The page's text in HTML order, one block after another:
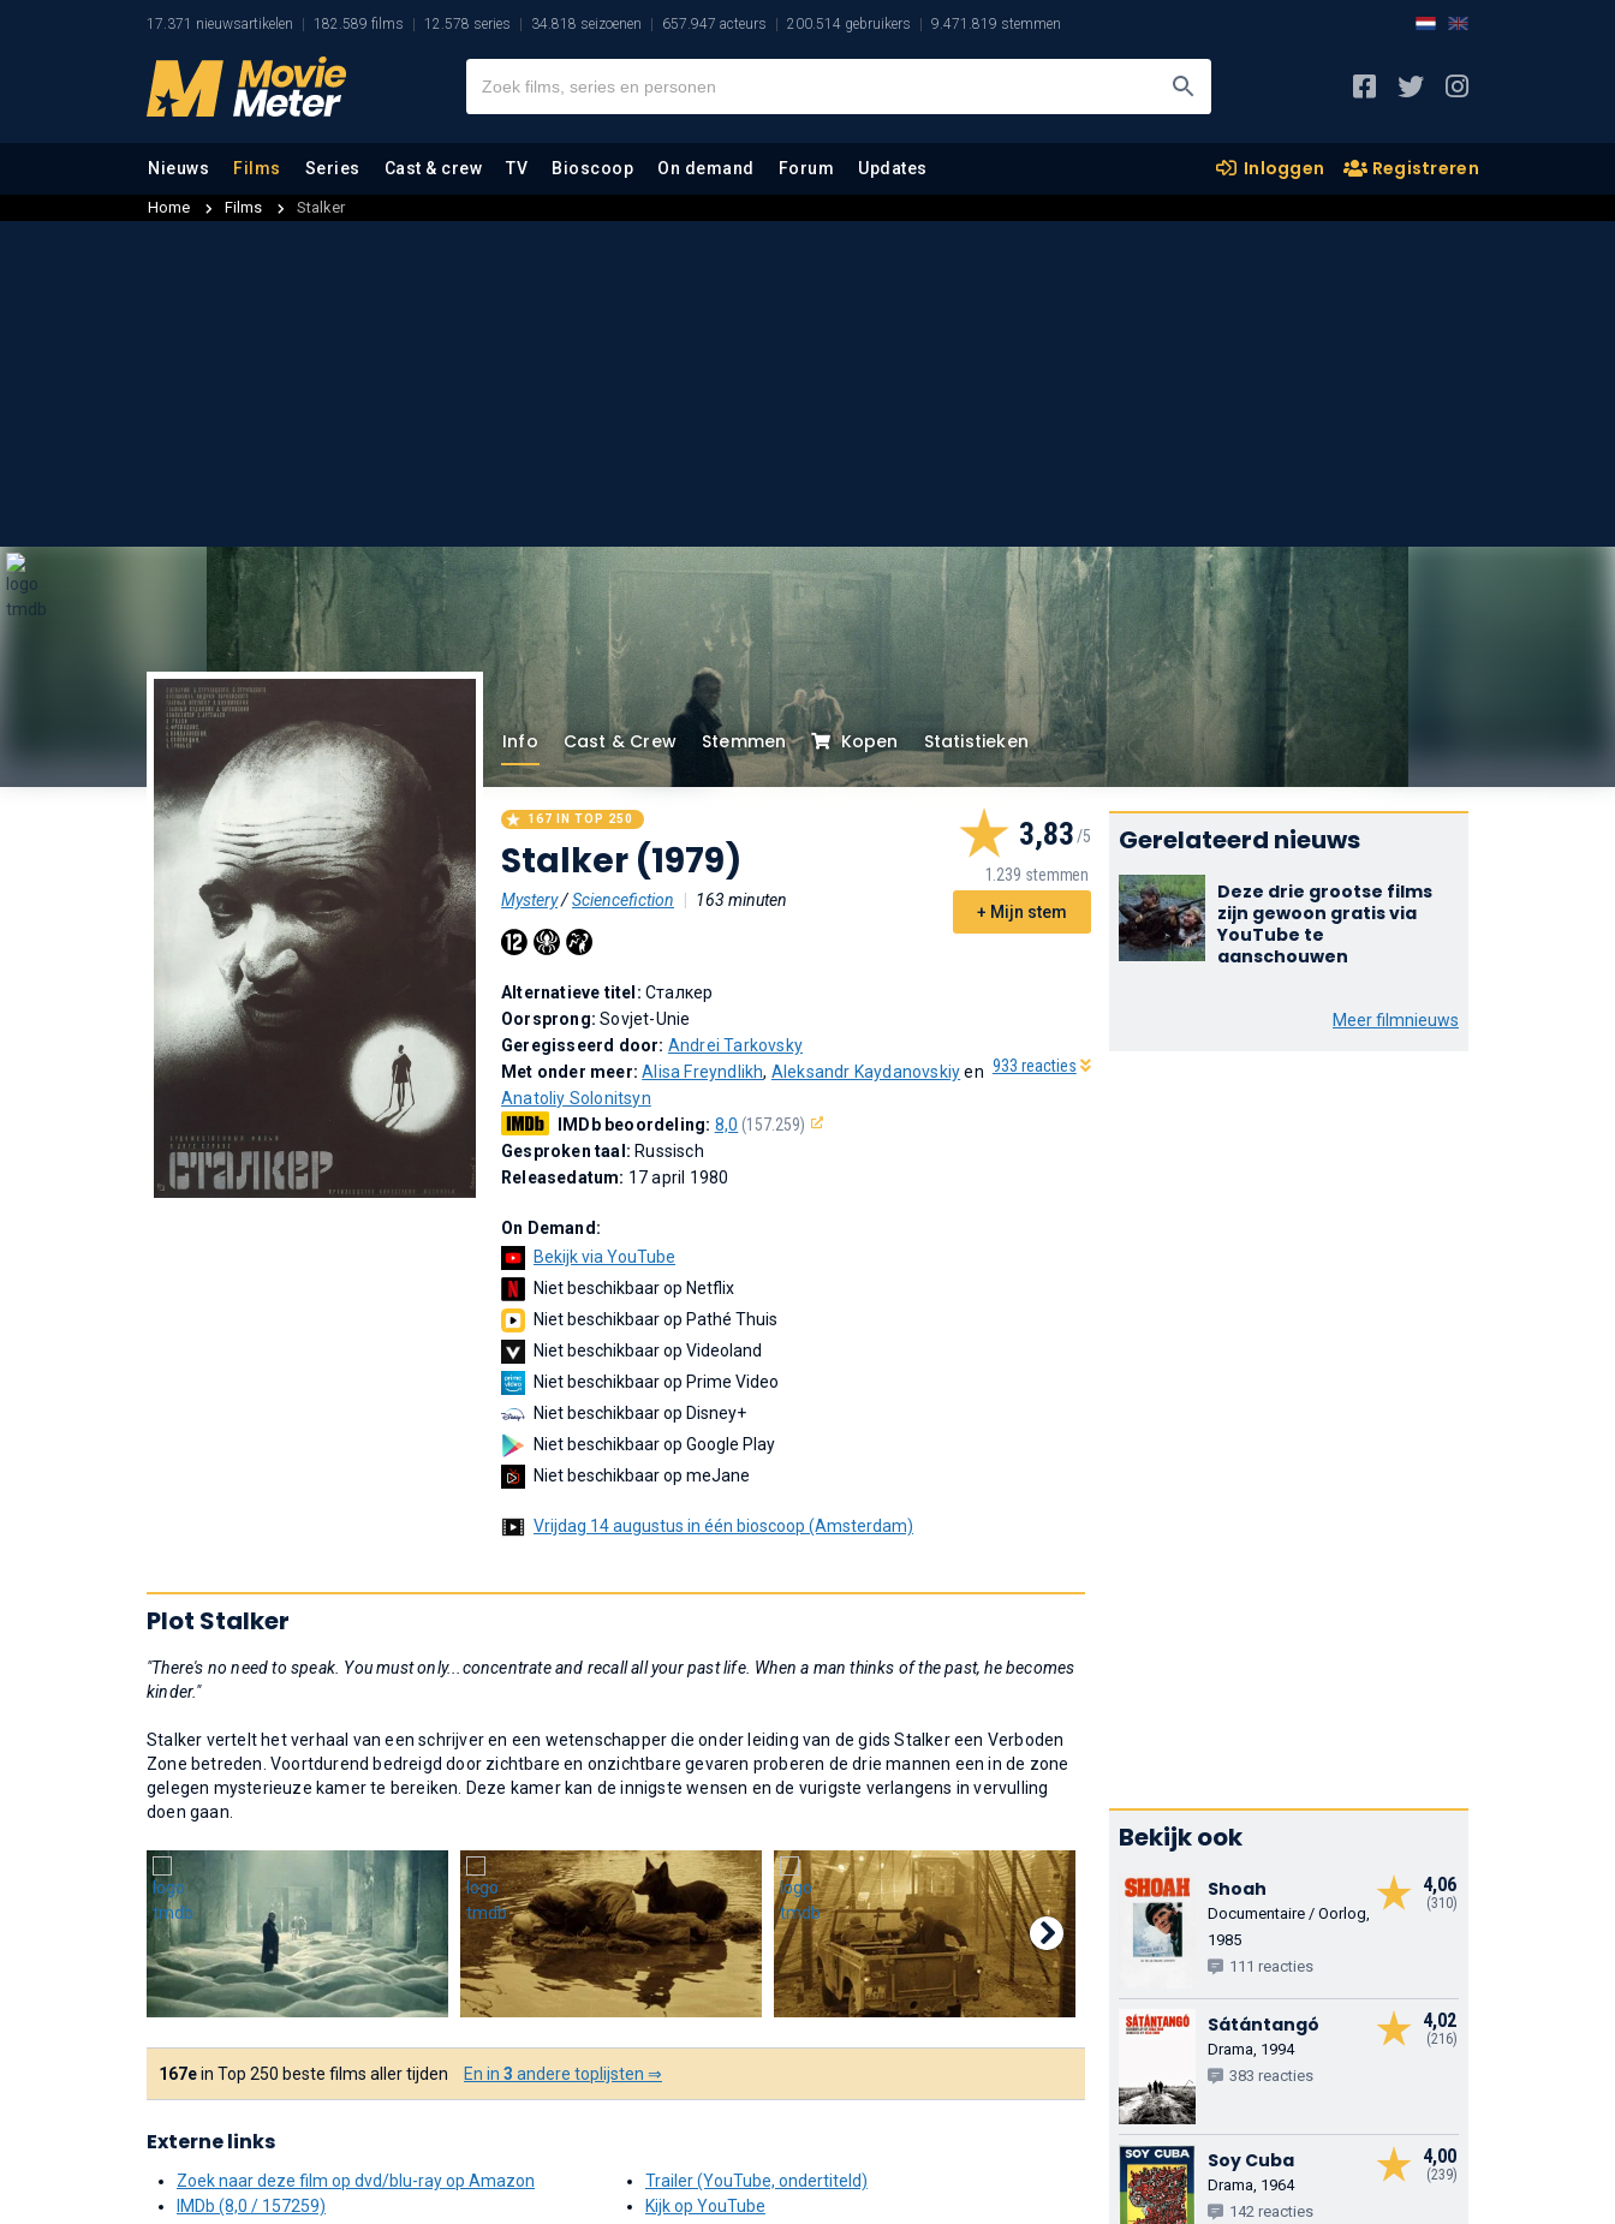
17.371 nieuwsartikelen 182.589 films 12.578 series 34.818 seizoenen 657.947 acteurs 200.514 gebruikers 9.471.819 stemmen
Nieuws Films Series Cast & crew TV Bioscoop On demand Forum Updates Inloggen Registreren
Home Films Stalker
Info Cast & Crew Stemmen Kopen Statistieken
167 IN TOP 250
Stalker (1979)
Mystery/Sciencefiction 163 minuten
3,83
1.239 stemmen
+ Mijn stem
933 reacties
Alternatieve titel: Сталкер
Oorsprong:Sovjet-Unie
Geregisseerd door: Andrei Tarkovsky
Met onder meer:Alisa Freyndlikh, Aleksandr Kaydanovskiyen
Anatoliy Solonitsyn
IMDb beoordeling: 8,0 (157.259)
Gesproken taal: Russisch
Releasedatum: 17 april 1980
On Demand:
Bekijk via YouTube
Niet beschikbaar op Netflix
Niet beschikbaar op Pathé Thuis
Niet beschikbaar op Videoland
Niet beschikbaar op Prime Video
Niet beschikbaar op Disney+
Niet beschikbaar op Google Play
Niet beschikbaar op meJane
Vrijdag 14 augustus in één bioscoop (Amsterdam)
Plot Stalker
"There's no need to speak. You must only...concentrate and recall all your past life. When a man thinks of the past, he becomes
kinder."
Stalker vertelt het verhaal van een schrijver en een wetenschapper die onder leiding van de gids Stalker een Verboden
Zone betreden. Voortdurend bedreigd door zichtbare en onzichtbare gevaren proberen de drie mannen een in de zone
gelegen mysterieuze kamer te bereiken. Deze kamer kan de innigste wensen en de vurigste verlangens in vervulling
doen gaan.
167ein Top 250 beste films aller tijden En in 3 andere toplijsten ⇒
Externe links
Zoek naar deze film op dvd/blu-ray op Amazon
IMDb (8,0 / 157259)
Trailer (YouTube, ondertiteld)
Kijk op YouTube
Gerelateerd nieuws
Deze drie grootse films
zijn gewoon gratis via
YouTube te
aanschouwen
Meer filmnieuws
Bekijk ook
4,06
(310)
Shoah
Documentaire / Oorlog,
1985
111 reacties
4,02
(216)
Sátántangó
Drama, 1994
383 reacties
4,00
(239)
Soy Cuba
Drama, 1964
142 reacties